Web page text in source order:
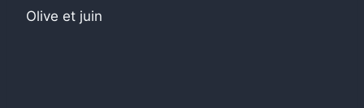
Olive et juin